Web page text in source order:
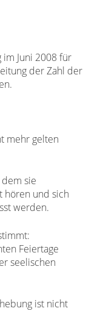
im Juni 2008 für
der Zahl der
mehr gelten
sie
hören und sich
werden.
Feiertage
seelischen
ist nicht